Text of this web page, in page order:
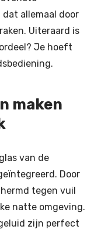
dat allemaal door
Uiteraard is
Je hoeft
maken
van de
Door
tegen vuil
natte omgeving.
zijn perfect